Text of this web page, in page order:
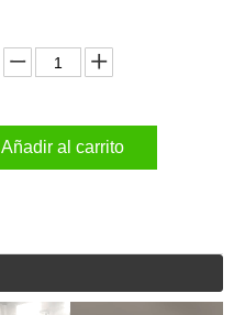
Añadir al carrito